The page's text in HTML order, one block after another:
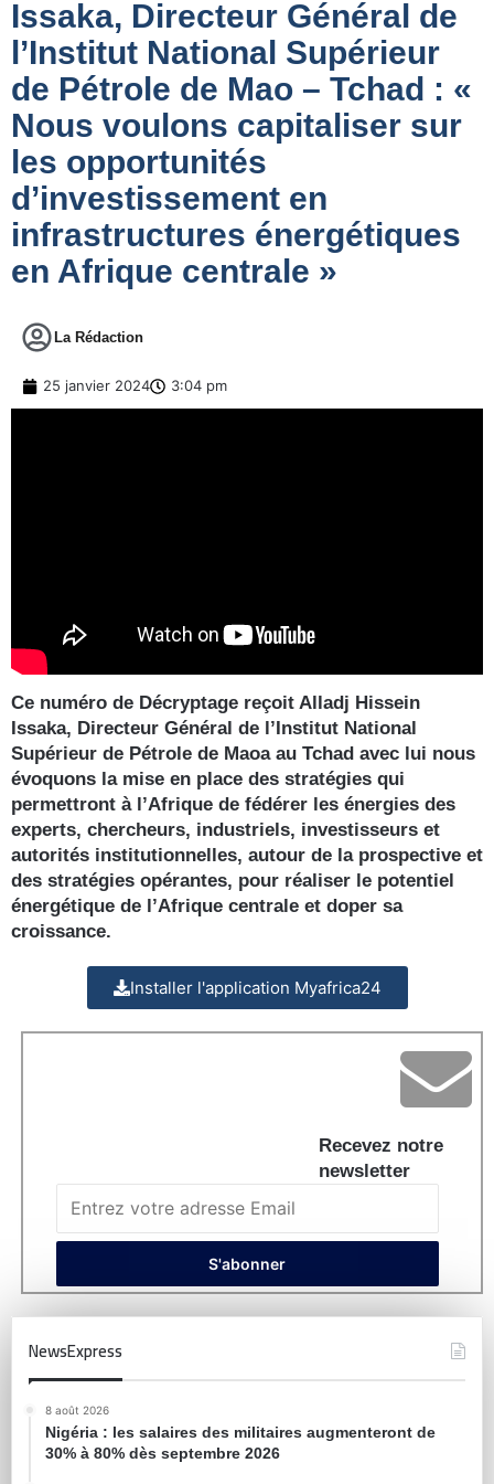
Issaka, Directeur Général de
l’Institut National Supérieur
de Pétrole de Mao – Tchad : «
Nous voulons capitaliser sur
les opportunités
d’investissement en
infrastructures énergétiques
en Afrique centrale »
La Rédaction
25 janvier 2024 3:04 pm
Ce numéro de Décryptage reçoit Alladj Hissein
Issaka, Directeur Général de l’Institut National
Supérieur de Pétrole de Maoa au Tchad avec lui nous
évoquons la mise en place des stratégies qui
permettront à l’Afrique de fédérer les énergies des
experts, chercheurs, industriels, investisseurs et
autorités institutionnelles, autour de la prospective et
des stratégies opérantes, pour réaliser le potentiel
énergétique de l’Afrique centrale et doper sa
croissance.
Installer l'application Myafrica24
Recevez notre
newsletter
NewsExpress
8 août 2026
Nigéria : les salaires des militaires augmenteront de
30% à 80% dès septembre 2026